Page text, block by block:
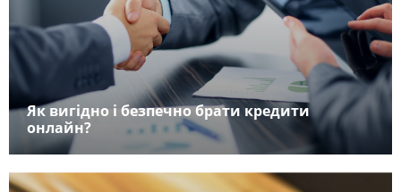
Як вигідно і безпечно брати кредити
онлайн?